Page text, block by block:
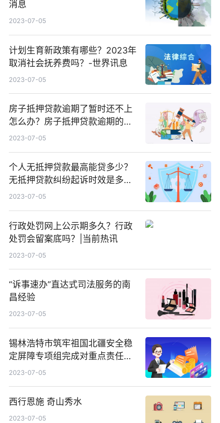
消息
2023-07-05
计划生育新政策有哪些？2023年
取消社会抚养费吗？-世界讯息
2023-07-05
房子抵押贷款逾期了暂时还不上
怎么办？房子抵押贷款逾期的后
果是什么？
2023-07-05
个人无抵押贷款最高能贷多少？
无抵押贷款纠纷起诉时效是多
久？
2023-07-05
行政处罚网上公示期多久？行政
处罚会留案底吗？|当前热讯
2023-07-05
“诉事速办”直达式司法服务的南
昌经验
2023-07-05
锡林浩特市筑牢祖国北疆安全稳
定屏障专项组完成对重点责任单
位首轮督导检查
2023-07-05
西行恩施 奇山秀水
2023-07-05